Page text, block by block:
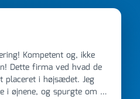
ikke
Dette firma ved hvad de
placeret i højsædet. Jeg
i øjnene, og spurgte om de